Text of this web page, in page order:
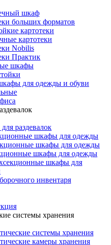
шкаф
больших форматов
картотеки
картотеки
Nobilis
Практик
шкафы
для одежды и обуви
раздевалок
шкафы для одежды
шкафы для одежды
шкафы для одежды
шкафы для
инвентаря
системы хранения
системы хранения
камеры хранения